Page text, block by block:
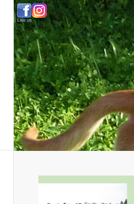
Like us